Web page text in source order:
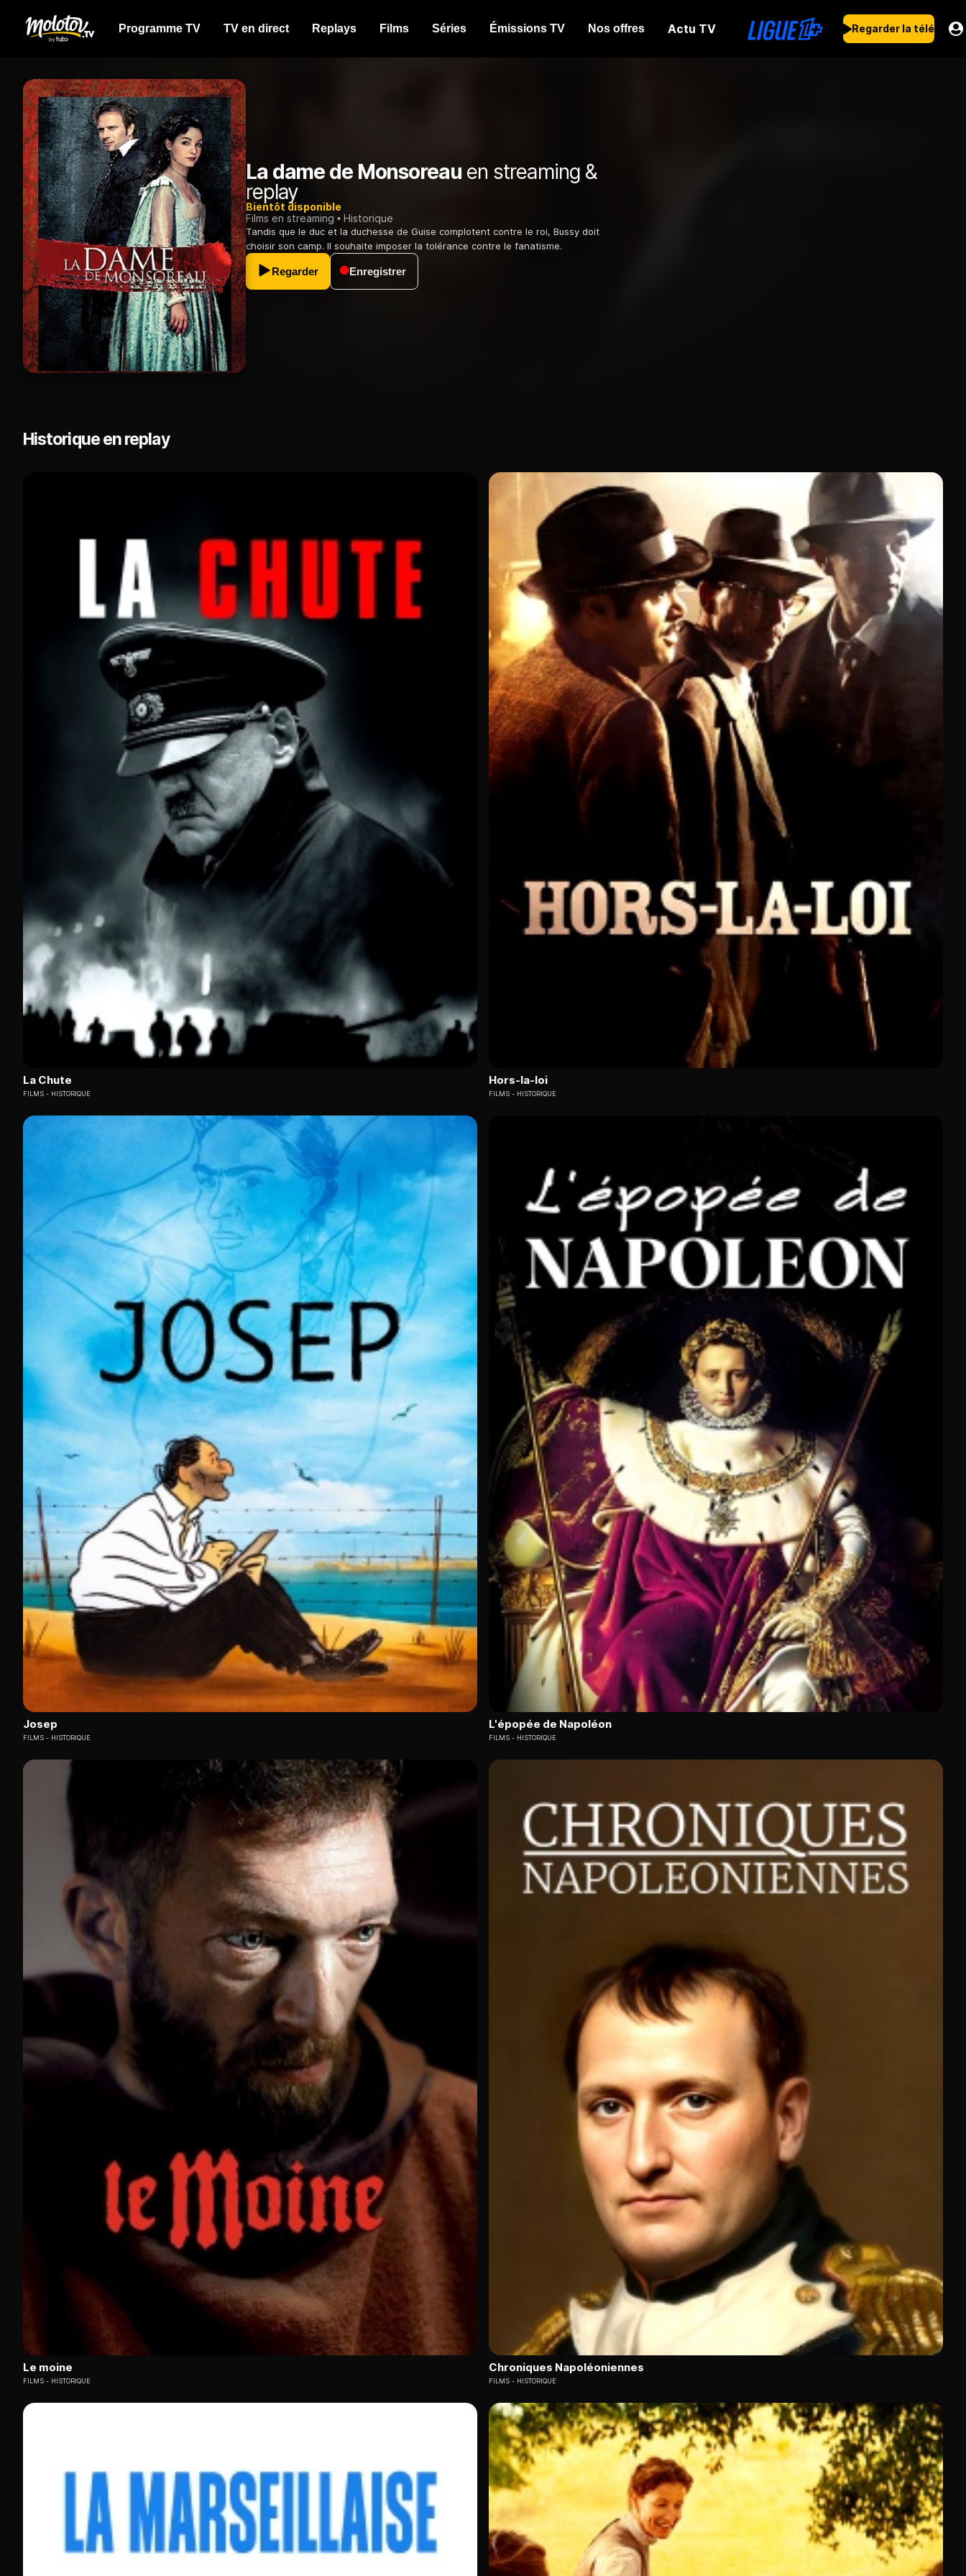
Programme TV TV en direct Replays Films Séries Émissions TV Nos offres Actu TV Regarder la télé
La dame de Monsoreau en streaming &
replay
Bientôt disponible
Films en streaming
Historique
Tandis que le duc et la duchesse de Guise complotent contre le roi, Bussy doit
choisir son camp. Il souhaite imposer la tolérance contre le fanatisme.
Regarder Enregistrer
Historique en replay
La Chute
FILMS HISTORIQUE
Hors-la-loi
FILMS HISTORIQUE
Josep
FILMS HISTORIQUE
L'épopée de Napoléon
FILMS HISTORIQUE
Le moine
FILMS HISTORIQUE
Chroniques Napoléoniennes
FILMS HISTORIQUE